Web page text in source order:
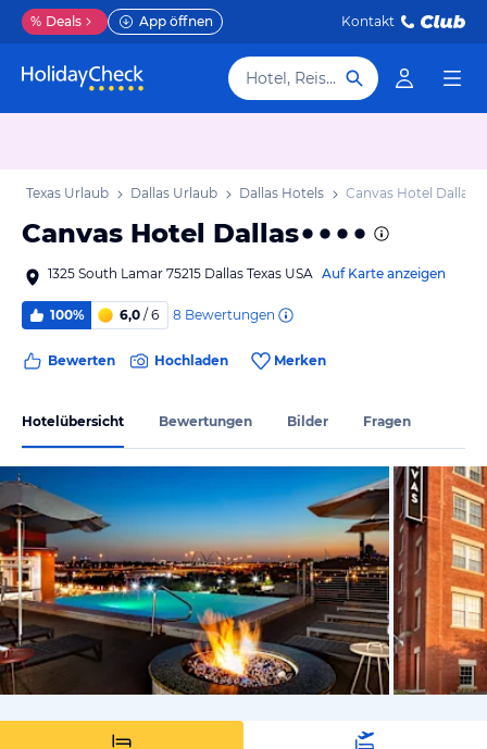
% Deals App öffnen Kontakt
Hotel, Reiseziel
Texas Urlaub Dallas Urlaub Dallas Hotels Canvas Hotel Dallas
Canvas Hotel Dallas
1325 South Lamar 75215 Dallas Texas USA Auf Karte anzeigen
100% 6,0 / 6 8 Bewertungen
Bewerten Hochladen Merken
Hotelübersicht Bewertungen Bilder Fragen
von